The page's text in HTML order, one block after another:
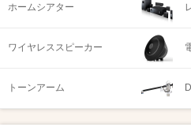
ホームシアター
ワイヤレススピーカー
トーンアーム